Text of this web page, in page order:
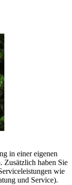
in einer eigenen
Zusätzlich haben Sie
wie
und Service).